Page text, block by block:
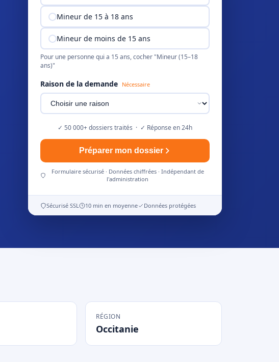
Mineur de 15 à 18 ans
Mineur de moins de 15 ans
Pour une personne qui a 15 ans, cocher "Mineur (15–18
ans)"
Raison de la demande Nécessaire
✓ 50 000+ dossiers traités · ✓ Réponse en 24h
Préparer mon dossier
Formulaire sécurisé · Données chiffrées · Indépendant de
l'administration
Sécurisé SSL 10 min en moyenne Données protégées
RÉGION
Occitanie